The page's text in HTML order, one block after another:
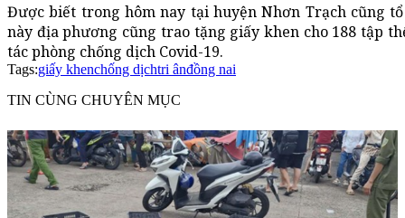
Được biết trong hôm nay tại huyện Nhơn Trạch cũng
này địa phương cũng trao tặng giấy khen cho 188 tập
tác phòng chống dịch Covid-19.
Tags:giấy khenchống dịchtri ânđồng nai
TIN CÙNG CHUYÊN MỤC